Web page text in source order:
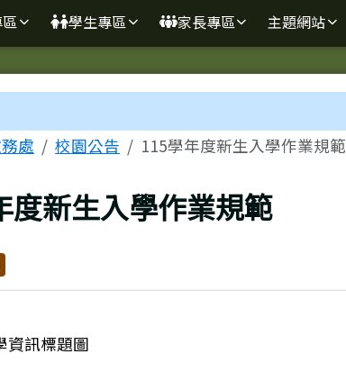
學生專區 家長專區 主題網站
處 校園公告 115學年度新生入學作業規範
度新生入學作業規範